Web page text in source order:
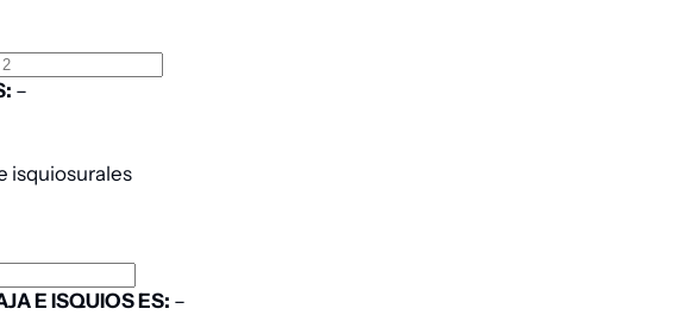
–
isquiosurales
E ISQUIOS ES: –